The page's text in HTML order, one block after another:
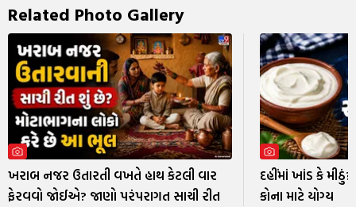
Related Photo Gallery
ખરાબ નજર ઉતારતી વખતે હાથ કેટલી વાર
ફેરવવો જોઈએ? જાણો પરંપરાગત સાચી રીત
દહીંમાં ખાંડ કે
કોના માટે યોગ્ય